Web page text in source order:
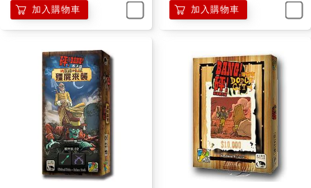
加入購物車 加入購物車